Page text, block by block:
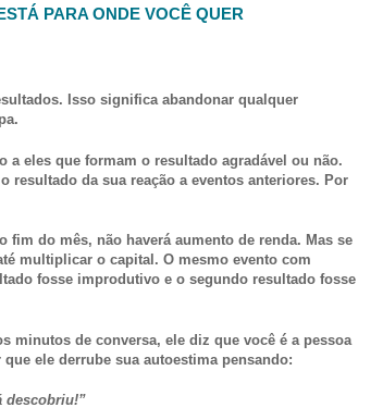
PARA ONDE VOCÊ QUER
Isso significa abandonar qualquer
a eles que formam o resultado agradável ou não.
resultado da sua reação a eventos anteriores. Por
fim do mês, não haverá aumento de renda. Mas se
multiplicar o capital. O mesmo evento com
fosse improdutivo e o segundo resultado fosse
minutos de conversa, ele diz que você é a pessoa
ele derrube sua autoestima pensando:
descobriu!”